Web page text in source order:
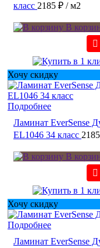
класс 2185 ₽ / м2
В
Хочу скидку
Подробнее
Ламинат EverSense
EL1046 34 класс
В
Хочу скидку
Подробнее
Ламинат EverSense